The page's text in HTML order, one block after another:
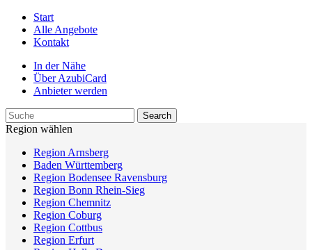
Start
Alle Angebote
Kontakt
In der Nähe
Über AzubiCard
Anbieter werden
Region wählen
Region Arnsberg
Baden Württemberg
Region Bodensee Ravensburg
Region Bonn Rhein-Sieg
Region Chemnitz
Region Coburg
Region Cottbus
Region Erfurt